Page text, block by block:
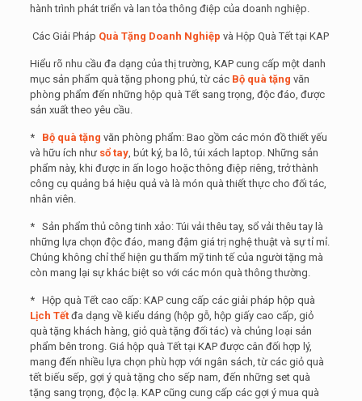
hành trình phát triển và lan tỏa thông điệp của doanh nghiệp.
Các Giải Pháp Quà Tặng Doanh Nghiệp và Hộp Quà Tết tại KAP
Hiểu rõ nhu cầu đa dạng của thị trường, KAP cung cấp một danh
mục sản phẩm quà tặng phong phú, từ các Bộ quà tặng văn
phòng phẩm đến những hộp quà Tết sang trọng, độc đáo, được
sản xuất theo yêu cầu.
* Bộ quà tặng văn phòng phẩm: Bao gồm các món đồ thiết yếu
và hữu ích như sổ tay, bút ký, ba lô, túi xách laptop. Những sản
phẩm này, khi được in ấn logo hoặc thông điệp riêng, trở thành
công cụ quảng bá hiệu quả và là món quà thiết thực cho đối tác,
nhân viên.
* Sản phẩm thủ công tinh xảo: Túi vải thêu tay, sổ vải thêu tay là
những lựa chọn độc đáo, mang đậm giá trị nghệ thuật và sự tỉ mỉ.
Chúng không chỉ thể hiện gu thẩm mỹ tinh tế của người tặng mà
còn mang lại sự khác biệt so với các món quà thông thường.
* Hộp quà Tết cao cấp: KAP cung cấp các giải pháp hộp quà
Lịch Tếtđa dạng về kiểu dáng (hộp gỗ, hộp giấy cao cấp, giỏ
quà tặng khách hàng, giỏ quà tặng đối tác) và chủng loại sản
phẩm bên trong. Giá hộp quà Tết tại KAP được cân đối hợp lý,
mang đến nhiều lựa chọn phù hợp với ngân sách, từ các giỏ quà
tết biếu sếp, gợi ý quà tặng cho sếp nam, đến những set quà
tặng sang trọng, độc lạ. KAP cũng cung cấp các gợi ý mua quà